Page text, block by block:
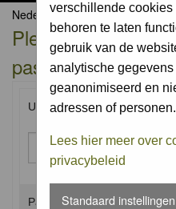
verschillende
behoren te laten
gebruik van de
analytische
geanonimiseerd en
adressen of personen.
Lees hier meer over
privacybeleid
Standaard instellingen
Nederpix.nl Forum Index
Please enter your
password to log in.
Username:
Password: